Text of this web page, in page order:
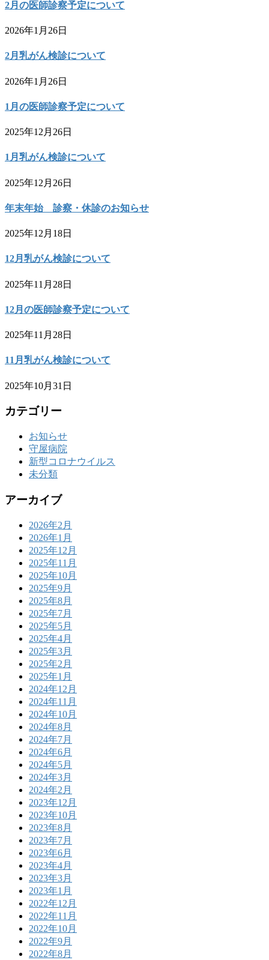
2月の医師診察予定について
2026年1月26日
2月乳がん検診について
2026年1月26日
1月の医師診察予定について
2025年12月26日
1月乳がん検診について
2025年12月26日
年末年始 診察・休診のお知らせ
2025年12月18日
12月乳がん検診について
2025年11月28日
12月の医師診察予定について
2025年11月28日
11月乳がん検診について
2025年10月31日
カテゴリー
お知らせ
守屋病院
新型コロナウイルス
未分類
アーカイブ
2026年2月
2026年1月
2025年12月
2025年11月
2025年10月
2025年9月
2025年8月
2025年7月
2025年5月
2025年4月
2025年3月
2025年2月
2025年1月
2024年12月
2024年11月
2024年10月
2024年8月
2024年7月
2024年6月
2024年5月
2024年3月
2024年2月
2023年12月
2023年10月
2023年8月
2023年7月
2023年6月
2023年4月
2023年3月
2023年1月
2022年12月
2022年11月
2022年10月
2022年9月
2022年8月